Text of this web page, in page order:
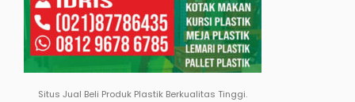
Situs Jual Beli Produk Plastik Berkualitas Tinggi.